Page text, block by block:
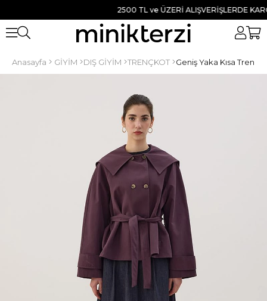
2500 TL ve ÜZERİ ALIŞVERİŞLERDE KARGO
Anasayfa GİYİM DIŞ GİYİM TRENÇKOT Geniş Yaka Kısa